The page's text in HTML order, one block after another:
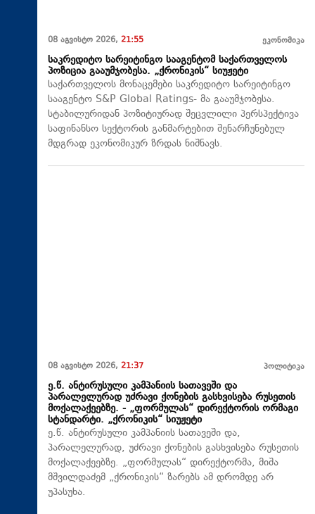
08 აგვისტო 2026, 21:55 ეკონომიკა
საკრედიტო სარეიტინგო სააგენტომ საქართველოს
პოზიცია გააუმჯობესა. „ქრონიკის“ სიუჟეტი
საქართველოს მონაცემები საკრედიტო სარეიტინგო
სააგენტო S&P Global Ratings- მა გააუმჯობესა.
სტაბილურიდან პოზიტიურად შეცვლილი პერსპექტივა
საფინანსო სექტორის განმარტებით შენარჩუნებულ
მდგრად ეკონომიკურ ზრდას ნიშნავს.
08 აგვისტო 2026, 21:37 პოლიტიკა
ე.წ. ანტირუსული კამპანიის სათავეში და
პარალელურად უძრავი ქონების გასხვისება რუსეთის
მოქალაქეებზე. - „ფორმულას“ დირექტორის ორმაგი
სტანდარტი. „ქრონიკის“ სიუჟეტი
ე.წ. ანტირუსული კამპანიის სათავეში და,
პარალელურად, უძრავი ქონების გასხვისება რუსეთის
მოქალაქეებზე. „ფორმულას“ დირექტორმა, მიშა
მშვილდაძემ „ქრონიკის“ ზარებს ამ დრომდე არ
უპასუხა.